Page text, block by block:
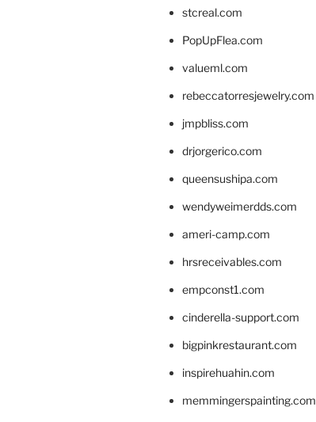
stcreal.com
PopUpFlea.com
valueml.com
rebeccatorresjewelry.com
jmpbliss.com
drjorgerico.com
queensushipa.com
wendyweimerdds.com
ameri-camp.com
hrsreceivables.com
empconst1.com
cinderella-support.com
bigpinkrestaurant.com
inspirehuahin.com
memmingerspainting.com